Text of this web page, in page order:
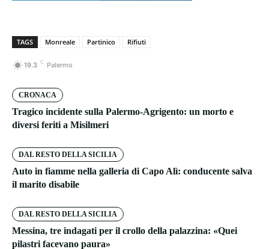
TAGS Monreale Partinico Rifiuti
19.3 C Palermo
CRONACA
Tragico incidente sulla Palermo-Agrigento: un morto e
diversi feriti a Misilmeri
DAL RESTO DELLA SICILIA
Auto in fiamme nella galleria di Capo Alì: conducente salva
il marito disabile
DAL RESTO DELLA SICILIA
Messina, tre indagati per il crollo della palazzina: «Quei
pilastri facevano paura»